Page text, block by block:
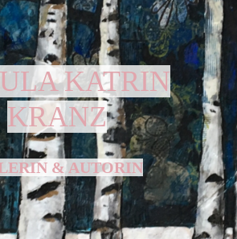
KATRIN
KRANZ
& AUTORIN